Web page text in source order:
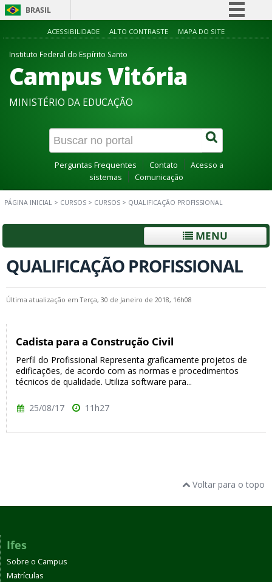
BRASIL
Simplifique!
Acesso à informação
Canais
ACESSIBILIDADE ALTO CONTRASTE MAPA DO SITE
Instituto Federal do Espírito Santo
Campus Vitória
MINISTÉRIO DA EDUCAÇÃO
Perguntas Frequentes Contato
Acesso a
sistemas
Comunicação
PÁGINA INICIAL > CURSOS > CURSOS > QUALIFICAÇÃO PROFISSIONAL
MENU
QUALIFICAÇÃO PROFISSIONAL
Última atualização em Terça, 30 de Janeiro de 2018, 16h08
Cadista para a Construção Civil
Perfil do Profissional Representa graficamente projetos de
edificações, de acordo com as normas e procedimentos
técnicos de qualidade. Utiliza software para...
25/08/17 11h27
Voltar para o topo
Ifes
Sobre o Campus
Matrículas